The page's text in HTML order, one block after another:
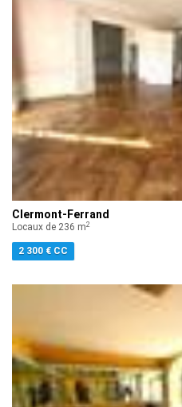
Clermont-Ferrand
Locaux de 236 m2
2 300 € CC